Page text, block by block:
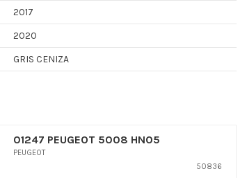
2017
2020
GRIS CENIZA
01247 PEUGEOT 5008 HN05
PEUGEOT
50836